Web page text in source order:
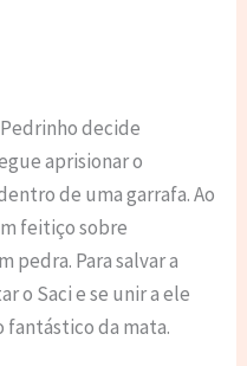
decide
aprisionar o
de uma garrafa. Ao
feitiço sobre
pedra. Para salvar a
o Saci e se unir a ele
da mata.